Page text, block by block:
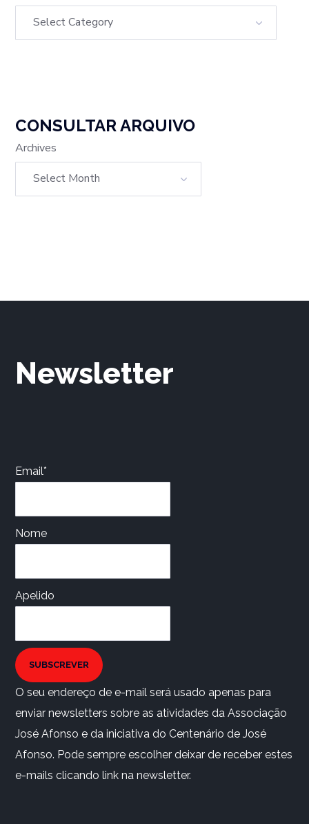
CONSULTAR ARQUIVO
Archives
Newsletter
Email*
Nome
Apelido
SUBSCREVER
O seu endereço de e-mail será usado apenas para
enviar newsletters sobre as atividades da Associação
José Afonso e da iniciativa do Centenário de José
Afonso. Pode sempre escolher deixar de receber estes
e-mails clicando link na newsletter.